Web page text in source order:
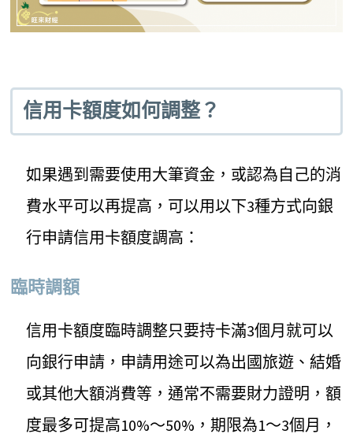
信用卡額度如何調整？
如果遇到需要使用大筆資金，或認為自己的消
費水平可以再提高，可以用以下3種方式向銀
行申請信用卡額度調高：
臨時調額
信用卡額度臨時調整只要持卡滿3個月就可以
向銀行申請，申請用途可以為出國旅遊、結婚
或其他大額消費等，通常不需要財力證明，額
度最多可提高10%～50%，期限為1～3個月，